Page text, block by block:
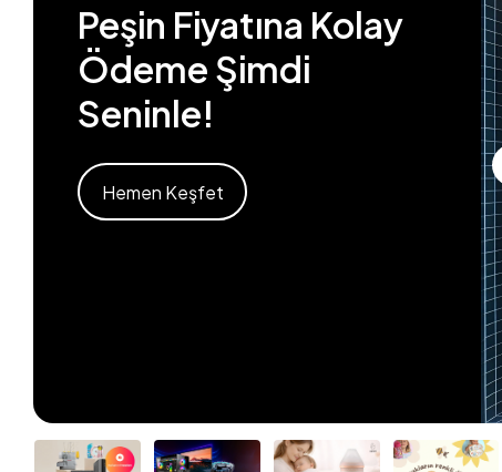
Peşin Fiyatına Kolay
Ödeme Şimdi
Seninle!
Hemen Keşfet